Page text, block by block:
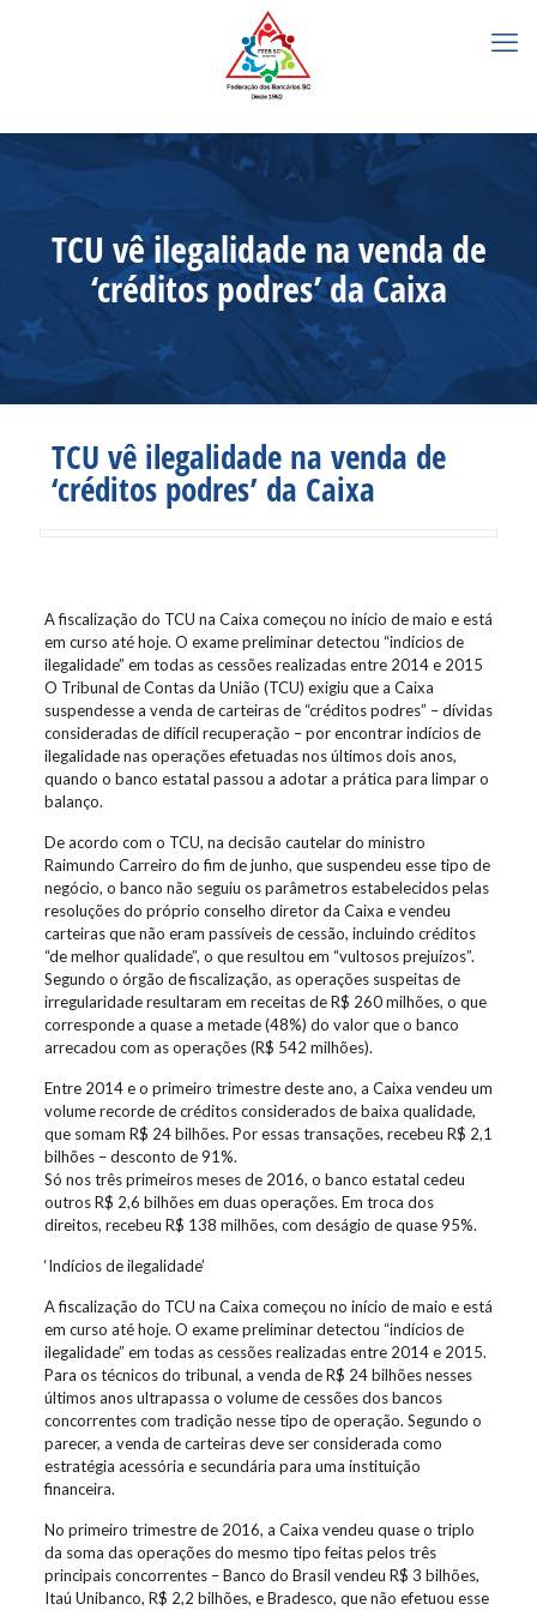
TCU vê ilegalidade na venda de
‘créditos podres’ da Caixa
TCU vê ilegalidade na venda de
‘créditos podres’ da Caixa
A fiscalização do TCU na Caixa começou no início de maio e está
em curso até hoje. O exame preliminar detectou “indícios de
ilegalidade” em todas as cessões realizadas entre 2014 e 2015
O Tribunal de Contas da União (TCU) exigiu que a Caixa
suspendesse a venda de carteiras de “créditos podres” – dívidas
consideradas de difícil recuperação – por encontrar indícios de
ilegalidade nas operações efetuadas nos últimos dois anos,
quando o banco estatal passou a adotar a prática para limpar o
balanço.
De acordo com o TCU, na decisão cautelar do ministro
Raimundo Carreiro do fim de junho, que suspendeu esse tipo de
negócio, o banco não seguiu os parâmetros estabelecidos pelas
resoluções do próprio conselho diretor da Caixa e vendeu
carteiras que não eram passíveis de cessão, incluindo créditos
“de melhor qualidade”, o que resultou em “vultosos prejuízos”.
Segundo o órgão de fiscalização, as operações suspeitas de
irregularidade resultaram em receitas de R$ 260 milhões, o que
corresponde a quase a metade (48%) do valor que o banco
arrecadou com as operações (R$ 542 milhões).
Entre 2014 e o primeiro trimestre deste ano, a Caixa vendeu um
volume recorde de créditos considerados de baixa qualidade,
que somam R$ 24 bilhões. Por essas transações, recebeu R$ 2,1
bilhões – desconto de 91%.
Só nos três primeiros meses de 2016, o banco estatal cedeu
outros R$ 2,6 bilhões em duas operações. Em troca dos
direitos, recebeu R$ 138 milhões, com deságio de quase 95%.
‘Indícios de ilegalidade’
A fiscalização do TCU na Caixa começou no início de maio e está
em curso até hoje. O exame preliminar detectou “indícios de
ilegalidade” em todas as cessões realizadas entre 2014 e 2015.
Para os técnicos do tribunal, a venda de R$ 24 bilhões nesses
últimos anos ultrapassa o volume de cessões dos bancos
concorrentes com tradição nesse tipo de operação. Segundo o
parecer, a venda de carteiras deve ser considerada como
estratégia acessória e secundária para uma instituição
financeira.
No primeiro trimestre de 2016, a Caixa vendeu quase o triplo
da soma das operações do mesmo tipo feitas pelos três
principais concorrentes – Banco do Brasil vendeu R$ 3 bilhões,
Itaú Unibanco, R$ 2,2 bilhões, e Bradesco, que não efetuou esse